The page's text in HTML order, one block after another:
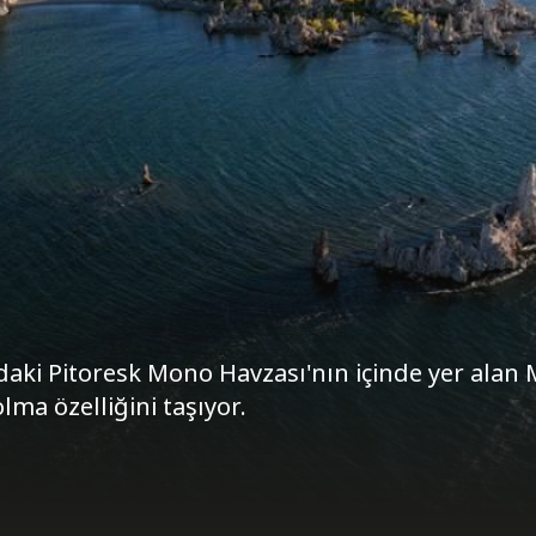
Pitoresk Mono Havzası'nın içinde yer alan
özelliğini taşıyor.